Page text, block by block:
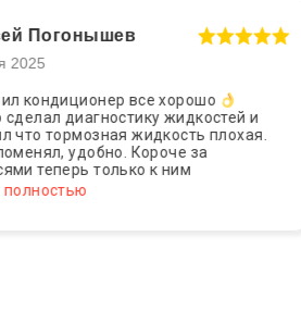
Погонышев
кондиционер все хорошо
диагностику жидкостей и
что тормозная жидкость плохая.
удобно. Короче за
теперь только к ним